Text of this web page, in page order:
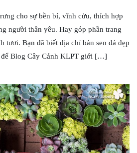
cho sự bền bỉ, vĩnh cửu, thích hợp
người thân yêu. Hay góp phần trang
tươi. Bạn đã biết địa chỉ bán sen đá đẹp
để Blog Cây Cảnh KLPT giới […]